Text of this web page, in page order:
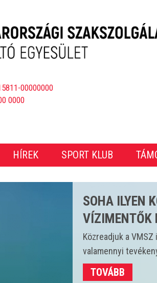
00000000
0000
HÍREK SPORT KLUB
CSAKNEM
ÖS
Idén 450 vízmentő
strandokon
TOVÁBB